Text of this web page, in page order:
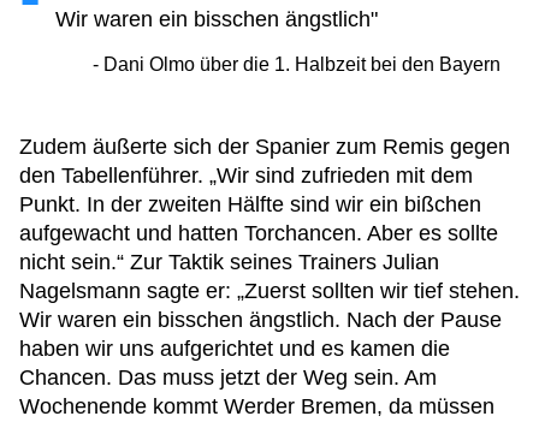
Wir waren ein bisschen ängstlich"
Dani Olmo über die 1. Halbzeit bei den Bayern
Zudem äußerte sich der Spanier zum Remis gegen
den Tabellenführer. „Wir sind zufrieden mit dem
Punkt. In der zweiten Hälfte sind wir ein bißchen
aufgewacht und hatten Torchancen. Aber es sollte
nicht sein.“ Zur Taktik seines Trainers Julian
Nagelsmann sagte er: „Zuerst sollten wir tief stehen.
Wir waren ein bisschen ängstlich. Nach der Pause
haben wir uns aufgerichtet und es kamen die
Chancen. Das muss jetzt der Weg sein. Am
Wochenende kommt Werder Bremen, da müssen